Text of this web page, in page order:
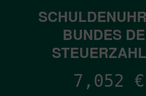
BUNDES
7,052 €